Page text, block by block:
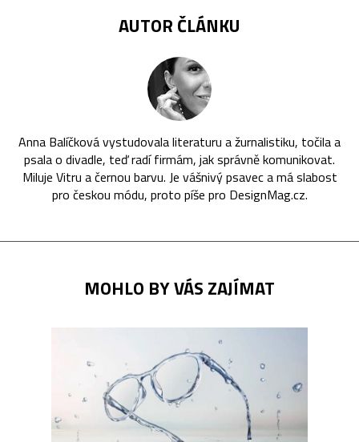
AUTOR ČLÁNKU
Anna Balíčková vystudovala literaturu a žurnalistiku, točila a
psala o divadle, teď radí firmám, jak správně komunikovat.
Miluje Vitru a černou barvu. Je vášnivý psavec a má slabost
pro českou módu, proto píše pro DesignMag.cz.
MOHLO BY VÁS ZAJÍMAT